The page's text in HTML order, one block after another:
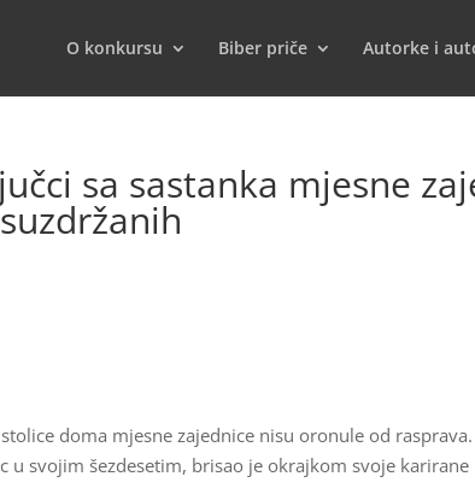
O konkursu Biber priče Autorke i
sa sastanka mjesne
doma mjesne zajednice nisu oronule od
u svojim šezdesetim, brisao je okrajkom svoje karirane